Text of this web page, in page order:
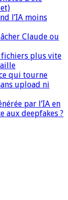
l’IA moins
Claude ou
plus vite
qui tourne
upload ni
par l’IA en
aux deepfakes ?